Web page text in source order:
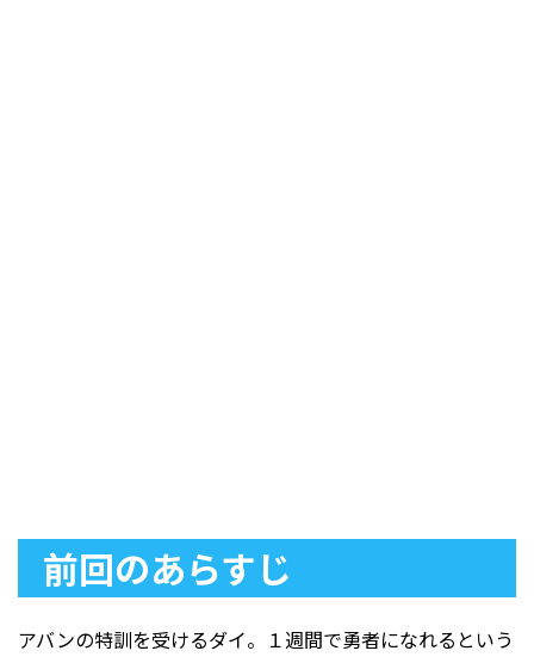
前回のあらすじ
アバンの特訓を受けるダイ。１週間で勇者になれるという